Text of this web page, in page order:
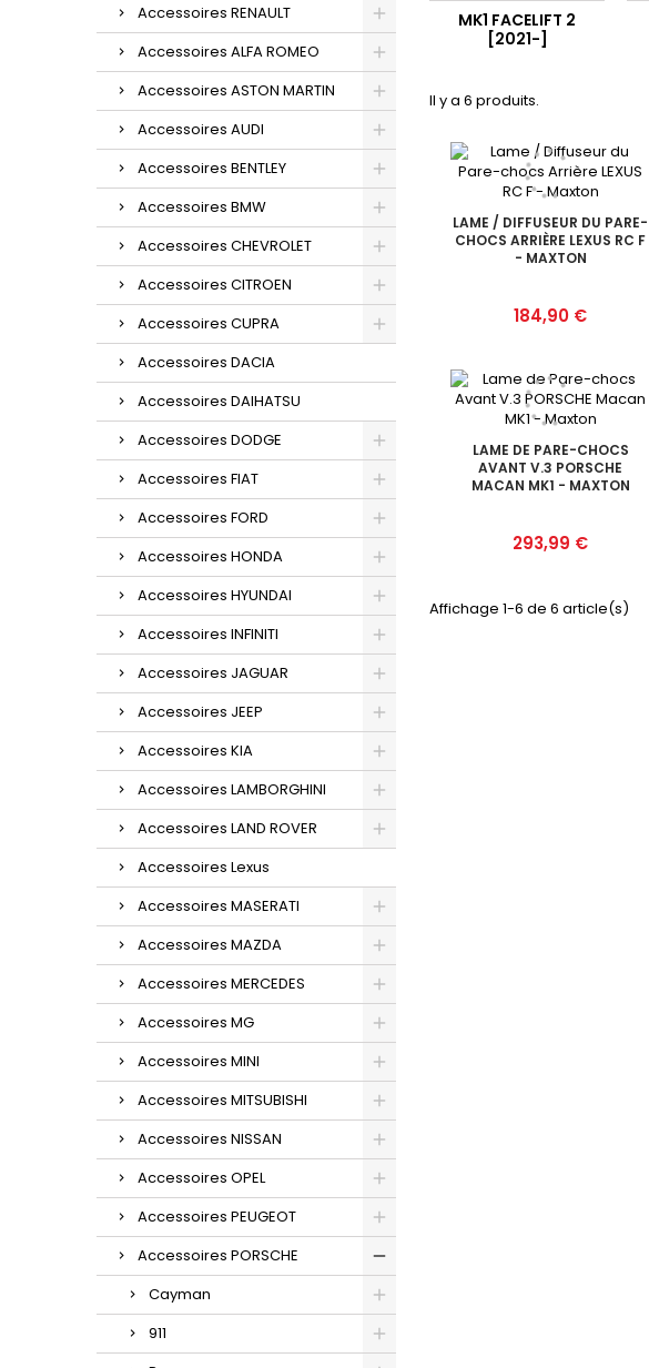
Accessoires RENAULT
Accessoires ALFA ROMEO
Accessoires ASTON MARTIN
Accessoires AUDI
Accessoires BENTLEY
Accessoires BMW
Accessoires CHEVROLET
Accessoires CITROEN
Accessoires CUPRA
Accessoires DACIA
Accessoires DAIHATSU
Accessoires DODGE
Accessoires FIAT
Accessoires FORD
Accessoires HONDA
Accessoires HYUNDAI
Accessoires INFINITI
Accessoires JAGUAR
Accessoires JEEP
Accessoires KIA
Accessoires LAMBORGHINI
Accessoires LAND ROVER
Accessoires Lexus
Accessoires MASERATI
Accessoires MAZDA
Accessoires MERCEDES
Accessoires MG
Accessoires MINI
Accessoires MITSUBISHI
Accessoires NISSAN
Accessoires OPEL
Accessoires PEUGEOT
Accessoires PORSCHE
Cayman
911
MK1 FACELIFT 2
[2021-]
Il y a 6 produits.
LAME / DIFFUSEUR DU PARE-
CHOCS ARRIÈRE LEXUS RC F
- MAXTON
Prix
184,90 €
LAME DE PARE-CHOCS
AVANT V.3 PORSCHE
MACAN MK1 - MAXTON
Prix
293,99 €
Affichage 1-6 de 6 article(s)